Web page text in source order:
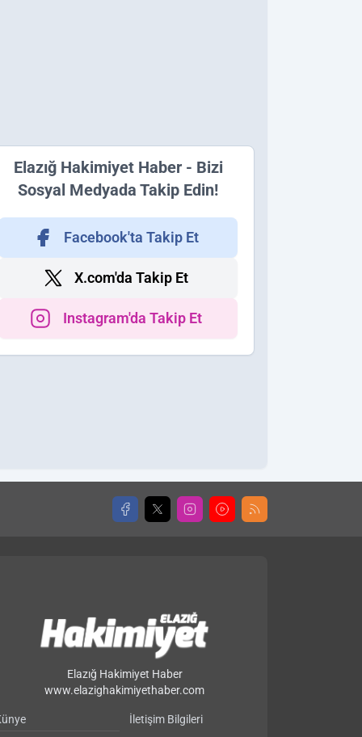
Elazığ Hakimiyet Haber - Bizi
Sosyal Medyada Takip Edin!
Facebook'ta Takip Et
X.com'da Takip Et
Instagram'da Takip Et
Elazığ Hakimiyet Haber
www.elazighakimiyethaber.com
İletişim Bilgileri